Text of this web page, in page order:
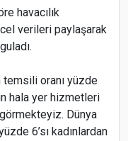
havacılık
verileri paylaşarak
temsili oranı yüzde
hala yer hizmetleri
Dünya
6’sı kadınlardan